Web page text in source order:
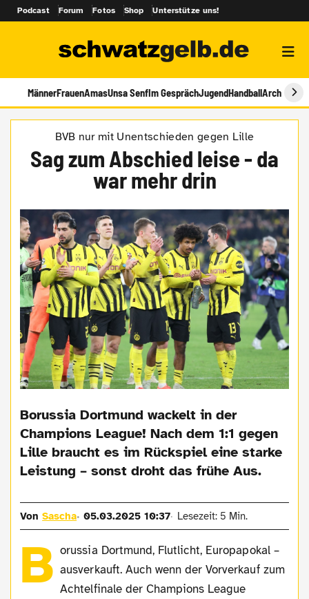
Podcast Forum Fotos Shop Unterstütze uns!
MännerFrauenAmasUnsa SenfIm GesprächJugendHandballArchiv
BVB nur mit Unentschieden gegen Lille
Sag zum Abschied leise - da
war mehr drin
Borussia Dortmund wackelt in der
Champions League! Nach dem 1:1 gegen
Lille braucht es im Rückspiel eine starke
Leistung – sonst droht das frühe Aus.
VonSascha 05.03.2025 10:37 Lesezeit: 5 Min.
B orussia Dortmund, Flutlicht, Europapokal –
ausverkauft. Auch wenn der Vorverkauf zum
Achtelfinale der Champions League